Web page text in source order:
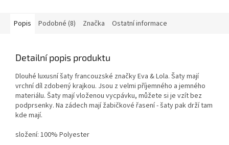
Popis Podobné (8) Značka Ostatní informace
Detailní popis produktu
Dlouhé luxusní šaty francouzské značky Eva & Lola. Šaty mají
vrchní díl zdobený krajkou. Jsou z velmi příjemného a jemného
materiálu. Šaty mají vloženou vycpávku, můžete si je vzít bez
podprsenky. Na zádech mají žabičkové řasení - šaty pak drží tam
kde mají.
složení: 100% Polyester